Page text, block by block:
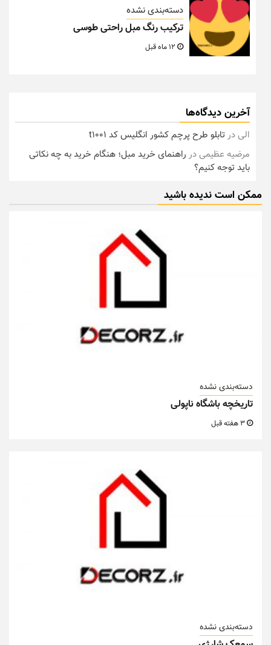
دسته‌بندی نشده
ترکیب رنگ مبل راحتی طوسی
آخرین دیدگاه‌ها
الیدرتابلو طرح پرچم کشور انگلیس کد t1001
مرضیه عظیمیدر راهنمای خرید مبل؛ هنگام خرید به چه نکاتی
باید توجه کنیم؟
ممکن است ندیده باشید
دسته‌بندی نشده
تاریخچه باشگاه ناپولی
دسته‌بندی نشده